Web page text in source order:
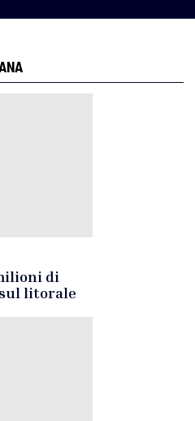
di
litorale